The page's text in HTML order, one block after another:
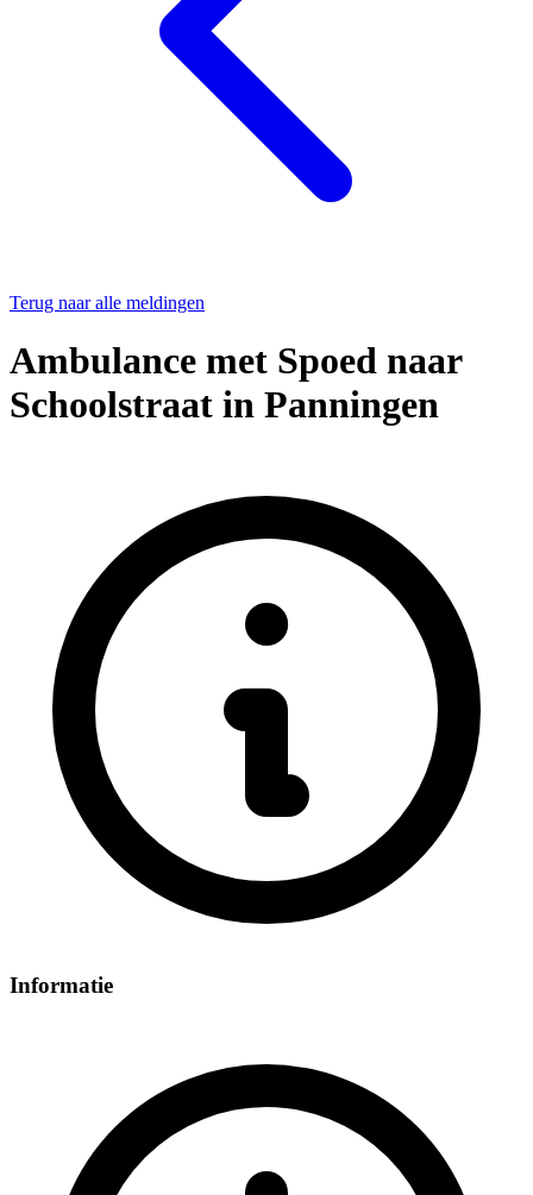
Terug naar alle meldingen
Ambulance met Spoed naar
Schoolstraat in Panningen
Informatie